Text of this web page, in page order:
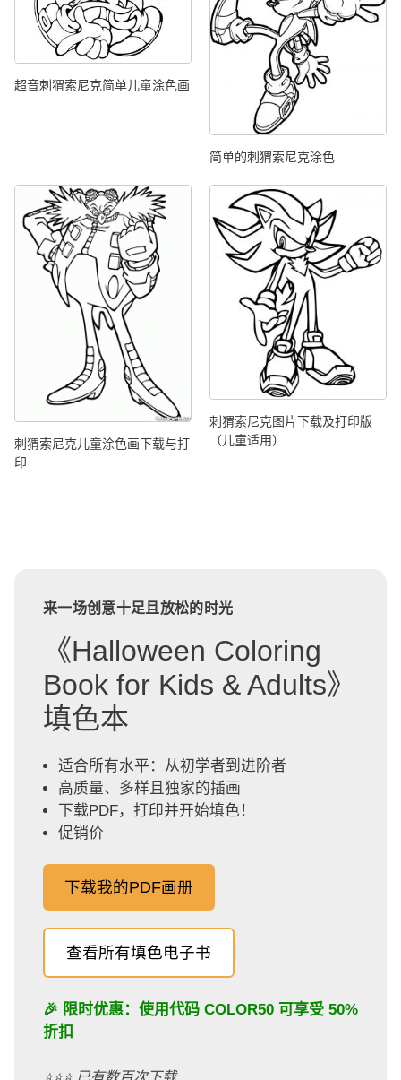
超音刺猬索尼克简单儿童涂色画
简单的刺猬索尼克涂色
刺猬索尼克儿童涂色画下载与打
印
刺猬索尼克图片下载及打印版
（儿童适用）
来一场创意十足且放松的时光
《Halloween Coloring
Book for Kids & Adults》
填色本
适合所有水平：从初学者到进阶者
高质量、多样且独家的插画
下载PDF，打印并开始填色！
促销价
下载我的PDF画册
查看所有填色电子书
🎉 限时优惠：使用代码 COLOR50 可享受 50%
折扣
⭐️⭐️⭐️ 已有数百次下载